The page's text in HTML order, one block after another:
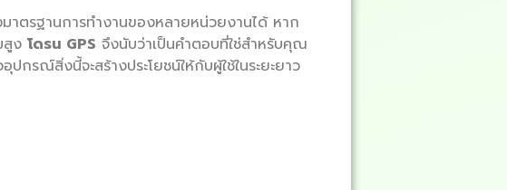
าตรฐานการทำงานของหลายหน่วยงานได้ หาก
สูง โดรน GPS จึงนับว่าเป็นคำตอบที่ใช่สำหรับคุณ
กรณ์สิ่งนี้จะสร้างประโยชน์ให้กับผู้ใช้ในระยะยาว